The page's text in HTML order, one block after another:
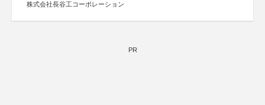
株式会社長谷工コーポレーション
PR